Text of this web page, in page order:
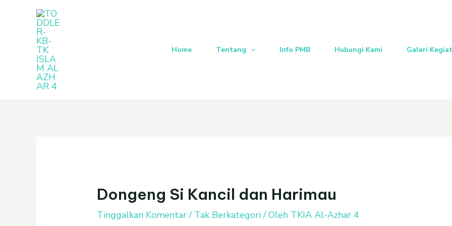
Home Tentang Info PMB Hubungi Kami Galeri
Dongeng Si Kancil dan Harimau
Tinggalkan Komentar / Tak Berkategori/ Oleh TKIA Al-Azhar 4
Post
navigation